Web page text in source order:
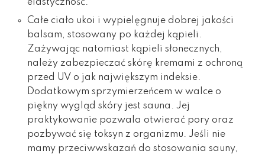
elastyczność.
Całe ciało ukoi i wypielęgnuje dobrej jakości
balsam, stosowany po każdej kąpieli.
Zażywając natomiast kąpieli słonecznych,
należy zabezpieczać skórę kremami z ochroną
przed UV o jak największym indeksie.
Dodatkowym sprzymierzeńcem w walce o
piękny wygląd skóry jest sauna. Jej
praktykowanie pozwala otwierać pory oraz
pozbywać się toksyn z organizmu. Jeśli nie
mamy przeciwwskazań do stosowania sauny,